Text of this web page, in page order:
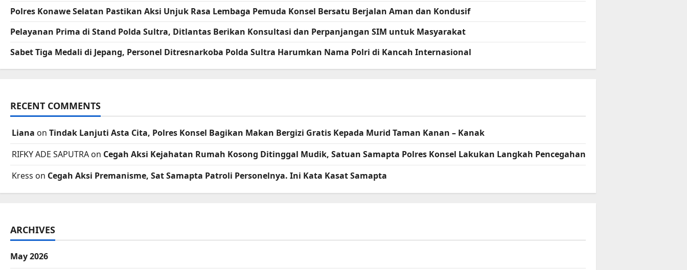
Polres Konawe Selatan Pastikan Aksi Unjuk Rasa Lembaga Pemuda Konsel Bersatu Berjalan Aman dan Kondusif
Pelayanan Prima di Stand Polda Sultra, Ditlantas Berikan Konsultasi dan Perpanjangan SIM untuk Masyarakat
Sabet Tiga Medali di Jepang, Personel Ditresnarkoba Polda Sultra Harumkan Nama Polri di Kancah Internasional
RECENT COMMENTS
Liana on Tindak Lanjuti Asta Cita, Polres Konsel Bagikan Makan Bergizi Gratis Kepada Murid Taman Kanan – Kanak
RIFKY ADE SAPUTRA on Cegah Aksi Kejahatan Rumah Kosong Ditinggal Mudik, Satuan Samapta Polres Konsel Lakukan Langkah Pencegahan
Kress on Cegah Aksi Premanisme, Sat Samapta Patroli Personelnya. Ini Kata Kasat Samapta
ARCHIVES
May 2026